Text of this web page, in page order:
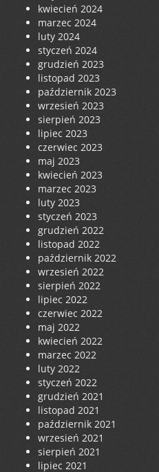
kwiecień 2024
marzec 2024
luty 2024
styczeń 2024
grudzień 2023
listopad 2023
październik 2023
wrzesień 2023
sierpień 2023
lipiec 2023
czerwiec 2023
maj 2023
kwiecień 2023
marzec 2023
luty 2023
styczeń 2023
grudzień 2022
listopad 2022
październik 2022
wrzesień 2022
sierpień 2022
lipiec 2022
czerwiec 2022
maj 2022
kwiecień 2022
marzec 2022
luty 2022
styczeń 2022
grudzień 2021
listopad 2021
październik 2021
wrzesień 2021
sierpień 2021
lipiec 2021